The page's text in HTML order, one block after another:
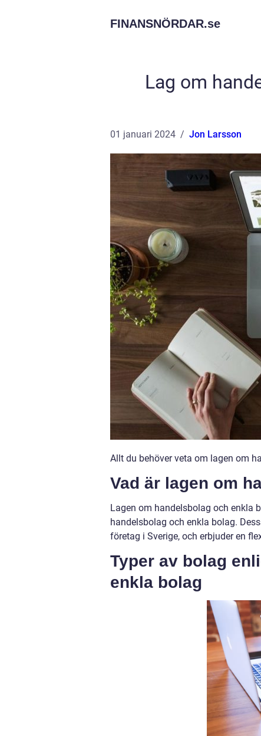
FINANSNÖRDAR.se
Lag om
01 januari 2024 Jon Larsson
Allt du behöver veta om lagen om
Vad är lagen om
Lagen om handelsbolag och enkla
handelsbolag och enkla bolag.
företag i Sverige, och erbjuder en
Typer av bolag
enkla bolag